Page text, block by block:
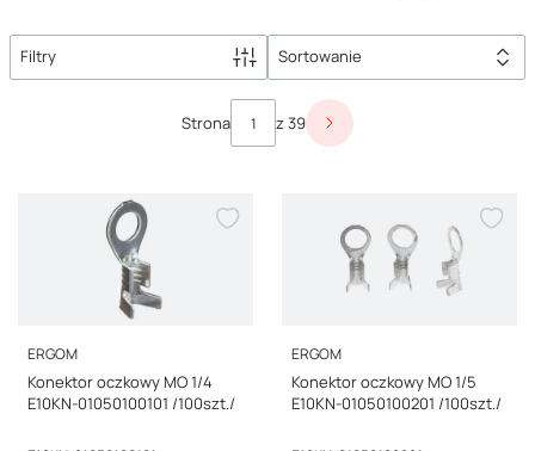
Filtry Sortowanie
Lista produktówStrona z 39 Następne produkty
PRODUCENT
ERGOM
Konektor oczkowy MO 1/4
E10KN-01050100101 /100szt./
PRODUCENT
ERGOM
Konektor oczkowy MO 1/5
E10KN-01050100201 /100szt./